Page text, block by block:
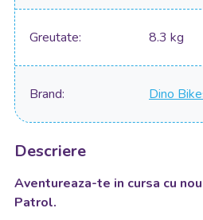
Greutate 8.3 kg
Brand Dino
Descriere
Aventureaza-te in cursa cu
Patrol.